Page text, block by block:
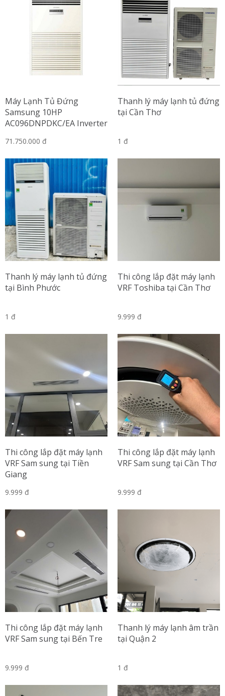
Máy Lạnh Tủ Đứng
Samsung 10HP
AC096DNPDKC/EA Inverter
71.750.000 đ
Thanh lý máy lạnh tủ đứng
tại Cần Thơ
1 đ
Thanh lý máy lạnh tủ đứng
tại Bình Phước
1 đ
Thi công lắp đặt máy lạnh
VRF Toshiba tại Cần Thơ
9.999 đ
Thi công lắp đặt máy lạnh
VRF Sam sung tại Tiền
Giang
9.999 đ
Thi công lắp đặt máy lạnh
VRF Sam sung tại Cần Thơ
9.999 đ
Thi công lắp đặt máy lạnh
VRF Sam sung tại Bến Tre
9.999 đ
Thanh lý máy lạnh âm trần
tại Quận 2
1 đ